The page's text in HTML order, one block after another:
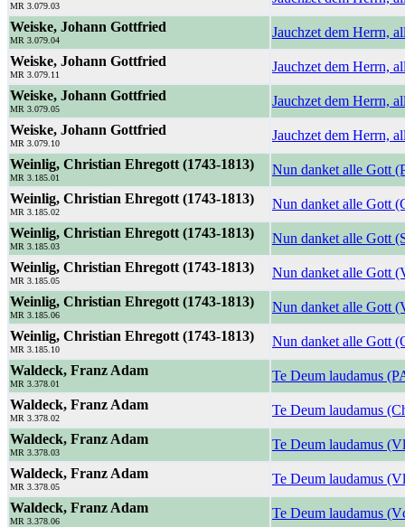
MR 3.079.03
Weiske, Johann Gottfried
MR 3.079.04
Jauchzet dem Herrn,
Weiske, Johann Gottfried
MR 3.079.11
Jauchzet dem Herrn,
Weiske, Johann Gottfried
MR 3.079.05
Jauchzet dem Herrn,
Weiske, Johann Gottfried
MR 3.079.10
Jauchzet dem Herrn,
Weinlig, Christian Ehregott (1743-1813)
MR 3.185.01
Nun danket alle Gott
Weinlig, Christian Ehregott (1743-1813)
MR 3.185.02
Nun danket alle Gott
Weinlig, Christian Ehregott (1743-1813)
MR 3.185.03
Nun danket alle Gott
Weinlig, Christian Ehregott (1743-1813)
MR 3.185.05
Nun danket alle Gott
Weinlig, Christian Ehregott (1743-1813)
MR 3.185.06
Nun danket alle Gott
Weinlig, Christian Ehregott (1743-1813)
MR 3.185.10
Nun danket alle Gott
Waldeck, Franz Adam
MR 3.378.01
Te Deum laudamus
Waldeck, Franz Adam
MR 3.378.02
Te Deum laudamus
Waldeck, Franz Adam
MR 3.378.03
Te Deum laudamus
Waldeck, Franz Adam
MR 3.378.05
Te Deum laudamus
Waldeck, Franz Adam
MR 3.378.06
Te Deum laudamus